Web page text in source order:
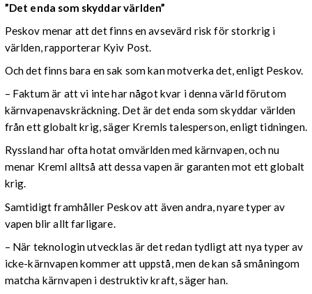
”Det enda som skyddar världen”
Peskov menar att det finns en avsevärd risk för storkrig i
världen, rapporterar Kyiv Post.
Och det finns bara en sak som kan motverka det, enligt Peskov.
– Faktum är att vi inte har något kvar i denna värld förutom
kärnvapenavskräckning. Det är det enda som skyddar världen
från ett globalt krig, säger Kremls talesperson, enligt tidningen.
Ryssland har ofta hotat omvärlden med kärnvapen, och nu
menar Kreml alltså att dessa vapen är garanten mot ett globalt
krig.
Samtidigt framhåller Peskov att även andra, nyare typer av
vapen blir allt farligare.
– När teknologin utvecklas är det redan tydligt att nya typer av
icke-kärnvapen kommer att uppstå, men de kan så småningom
matcha kärnvapen i destruktiv kraft, säger han.